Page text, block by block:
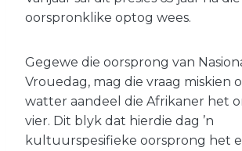
oorspronklike optog wees.
Gegewe die oorsprong van
Vrouedag, mag die vraag miskien
watter aandeel die Afrikaner het
vier. Dit blyk dat hierdie dag ’n
kultuurspesifieke oorsprong het